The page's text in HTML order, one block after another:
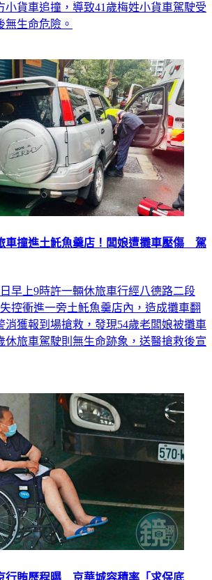
小貨車追撞，導致41歲梅姓小貨車駕駛受
無生命危險。
車撞進土魠魚羹店！闆娘遭攤車壓傷 駕
早上9時許一輛休旅車行經八德路二段
控衝進一旁土魠魚羹店內，造成攤車翻
消獲報到場搶救，發現54歲老闆娘被攤車
休旅車駕駛則無生命跡象，送醫搶救後宣
行賄歷程曝 京華城容積率「求保底